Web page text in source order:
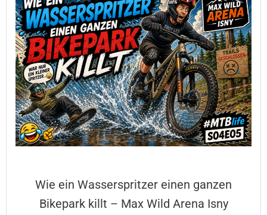
Wie ein Wasserspritzer einen ganzen
Bikepark killt – Max Wild Arena Isny